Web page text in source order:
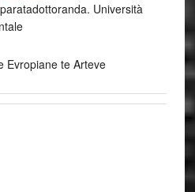
Università
Evropiane te Arteve